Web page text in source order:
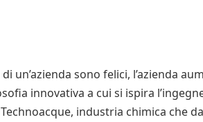
un’azienda sono felici, l’azienda
innovativa a cui si ispira
industria chimica che